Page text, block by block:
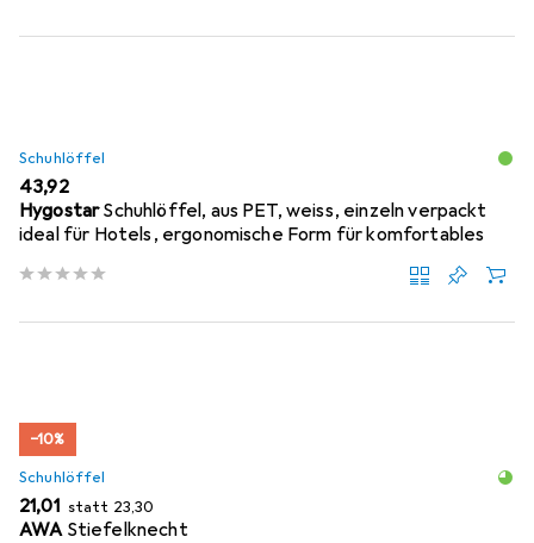
Schuhlöffel
EUR
43,92
HygostarSchuhlöffel, aus PET, weiss, einzeln verpackt
ideal für Hotels, ergonomische Form für komfortables
−10%
Schuhlöffel
EUR
21,01 statt EUR
23,30
AWA Stiefelknecht